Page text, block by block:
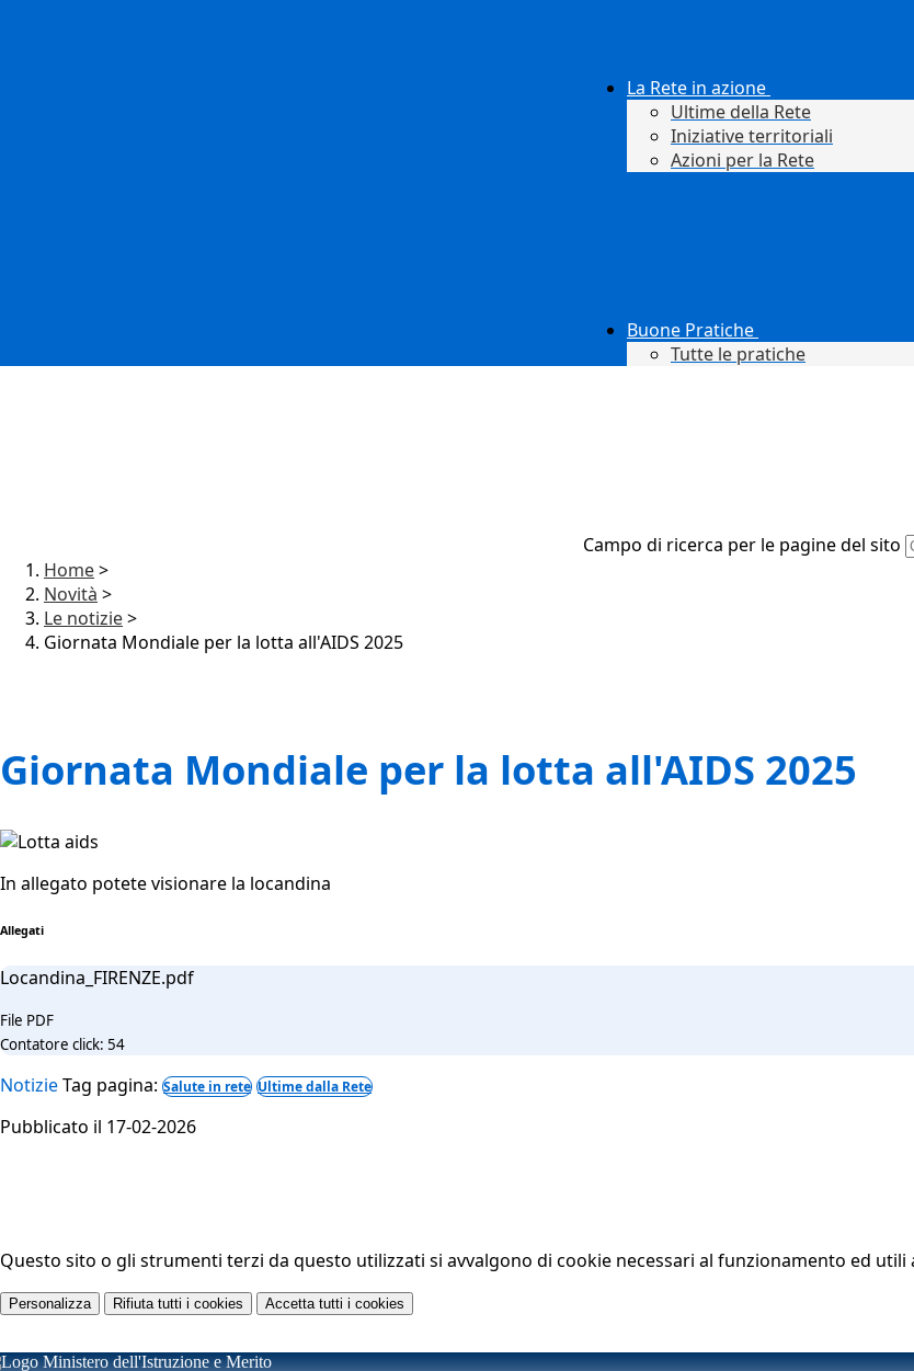
La Rete in azione
Ultime della Rete
Iniziative territoriali
Azioni per la Rete
Buone Pratiche
Tutte le pratiche
Campo di ricerca per le pagine del sito
Home>
Novità >
Le notizie>
Giornata Mondiale per la lotta all'AIDS 2025
Giornata Mondiale per la lotta all'AIDS 2025
In allegato potete visionare la locandina
Allegati
Locandina_FIRENZE.pdf
File PDF
Contatore click: 54
NotizieTag pagina: Salute in rete Ultime dalla Rete
Pubblicato il 17-02-2026
Questo sito o gli strumenti terzi da questo utilizzati si avvalgono di cookie necessari al funzionamento ed
Personalizza Rifiuta tutti i cookies Accetta tutti i cookies